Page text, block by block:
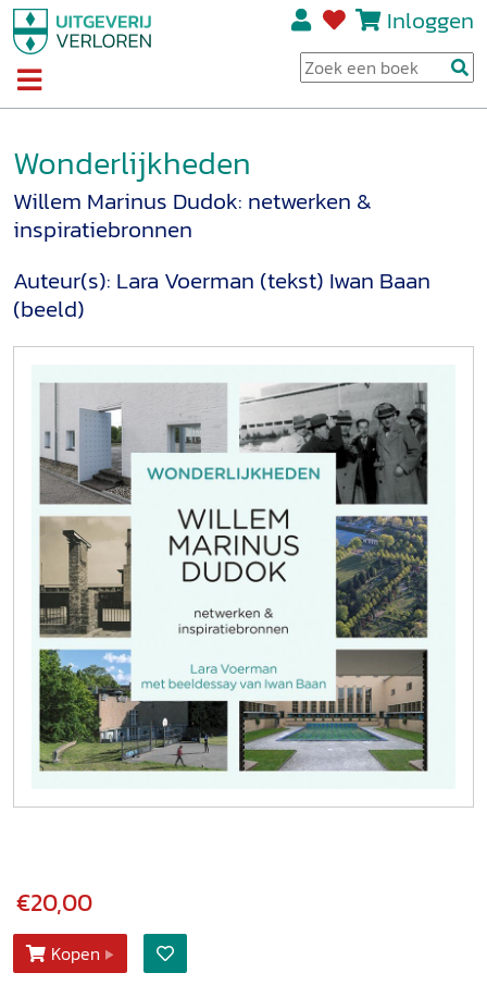
Inloggen
Wonderlijkheden
Willem Marinus Dudok: netwerken &
inspiratiebronnen
Auteur(s): Lara Voerman (tekst) Iwan Baan
(beeld)
€20,00
Kopen